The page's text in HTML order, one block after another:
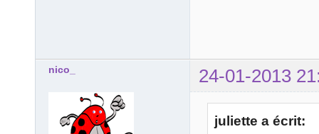
nico_ 24-01-2013
juliette a écrit: